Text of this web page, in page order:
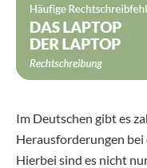
Im Deutschen gibt es
Herausforderungen
Hierbei sind es nicht